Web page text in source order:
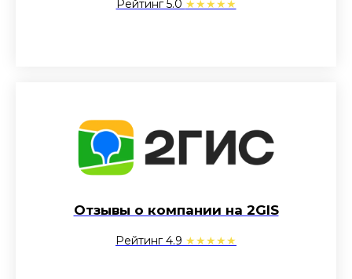
Рейтинг 5.0 ★★★★★
Отзывы о компании на 2GIS
Рейтинг 4.9 ★★★★★